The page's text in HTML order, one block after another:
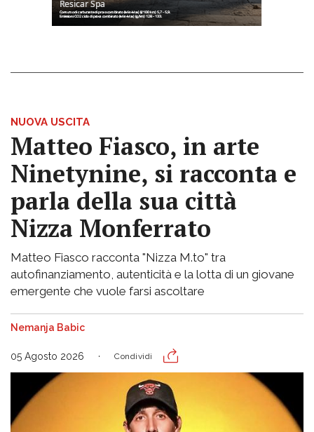
NUOVA USCITA
Matteo Fiasco, in arte
Ninetynine, si racconta e
parla della sua città
Nizza Monferrato
Matteo Fiasco racconta "Nizza M.to" tra
autofinanziamento, autenticità e la lotta di un giovane
emergente che vuole farsi ascoltare
Nemanja Babic
05 Agosto 2026 Condividi